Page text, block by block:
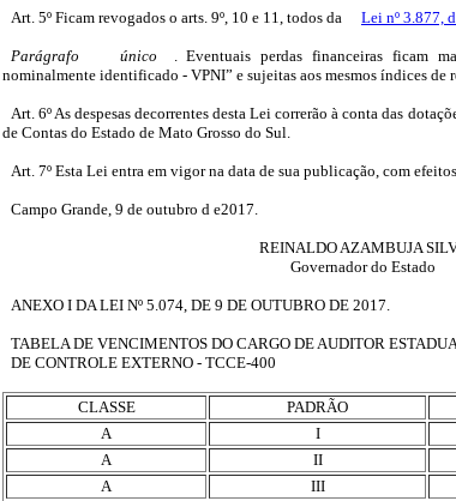
Art. 5º Ficam revogados o arts. 9º, 10 e 11, todos da Lei nº 3.877,
Parágrafo único
. Eventuais perdas financeiras ficam
nominalmente identificado - VPNI” e sujeitas aos mesmos índices de
Art. 6º As despesas decorrentes desta Lei correrão à conta das
de Contas do Estado de Mato Grosso do Sul.
Art. 7º Esta Lei entra em vigor na data de sua publicação, com
Campo Grande, 9 de outubro d e2017.
REINALDO AZAMBUJA
Governador do Estado
ANEXO I DA LEI Nº 5.074, DE 9 DE OUTUBRO DE 2017.
TABELA DE VENCIMENTOS DO CARGO DE AUDITOR
DE CONTROLE EXTERNO - TCCE-400
CLASSE PADRÃO
A
I
A
II
A
III